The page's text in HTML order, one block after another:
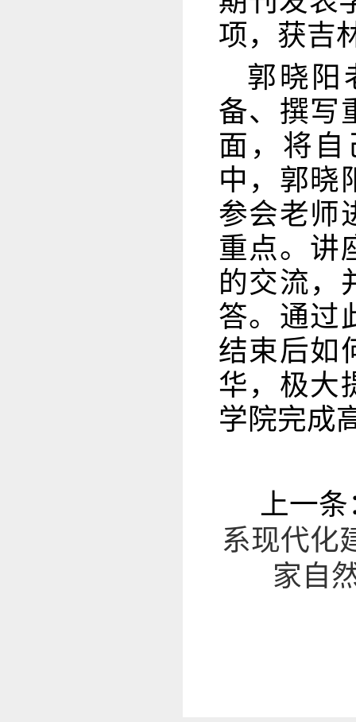
项，获吉
郭晓阳
备、撰写
面，将
中，郭晓
参会老师
重点。讲
的交流，
答。通过
结束后如
华，极大
学院完成
上一条
系现代化
家自